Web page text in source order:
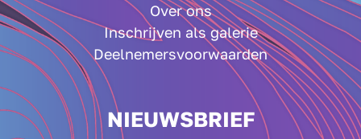
Over ons
Inschrijven als galerie
Deelnemersvoorwaarden
NIEUWSBRIEF